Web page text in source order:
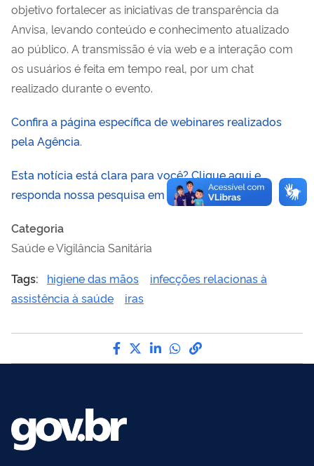
objetivo fortalecer as iniciativas de transparência da
Anvisa, levando conteúdo e conhecimento atualizado
ao público. A transmissão é via web e a interação com
os usuários é feita em tempo real, por um chat
realizado durante o evento.
Confira a página específica de webinares realizados
pela Agência.
Esta notícia está clara para você? Clique aqui e
responda nossa pesquisa em menos de 1 minuto.
Categoria
Saúde e Vigilância Sanitária
Tags:
higiene das mãos
infecções relacionas à
assistência à saúde
iras
Compartilhe por Facebook
Compartilhe por Twitter
Compartilhe por
Compartilhe por
link para Copiar